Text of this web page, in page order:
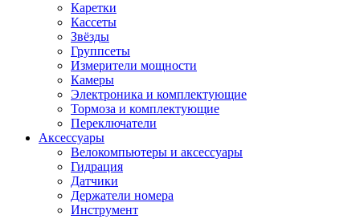
Каретки
Кассеты
Звёзды
Группсеты
Измерители мощности
Камеры
Электроника и комплектующие
Тормоза и комплектующие
Переключатели
Аксессуары
Велокомпьютеры и аксессуары
Гидрация
Датчики
Держатели номера
Инструмент